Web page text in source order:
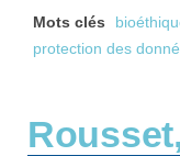
Mots clés
protection des